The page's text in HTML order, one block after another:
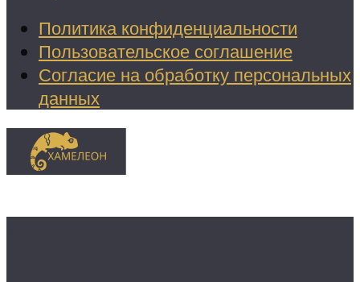
Политика конфиденциальности
Пользовательское соглашение
Согласие на обработку персональных
данных